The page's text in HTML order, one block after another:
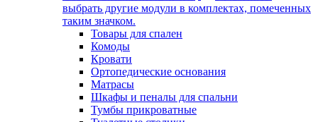
выбрать другие модули в комплектах, помеченных
таким значком.
Товары для спален
Комоды
Кровати
Ортопедические основания
Матрасы
Шкафы и пеналы для спальни
Тумбы прикроватные